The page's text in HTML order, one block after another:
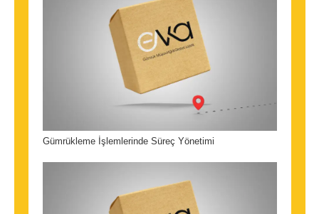
Gümrükleme İşlemlerinde Süreç Yönetimi